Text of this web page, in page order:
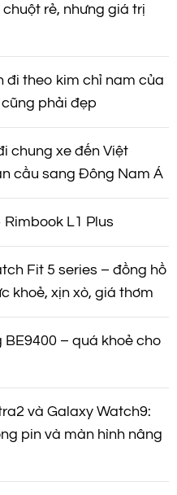
rẻ, nhưng giá trị
đi theo kim chỉ nam của
phải đẹp
chung xe đến Việt
cầu sang Đông Nam Á
L1 Plus
Fit 5 series – đồng hồ
khoẻ, xịn xò, giá thơm
BE9400 – quá khoẻ cho
và Galaxy Watch9:
pin và màn hình nâng